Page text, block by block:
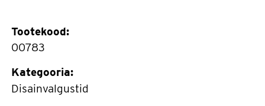
Tootekood:
00783
Kategooria:
Disainvalgustid